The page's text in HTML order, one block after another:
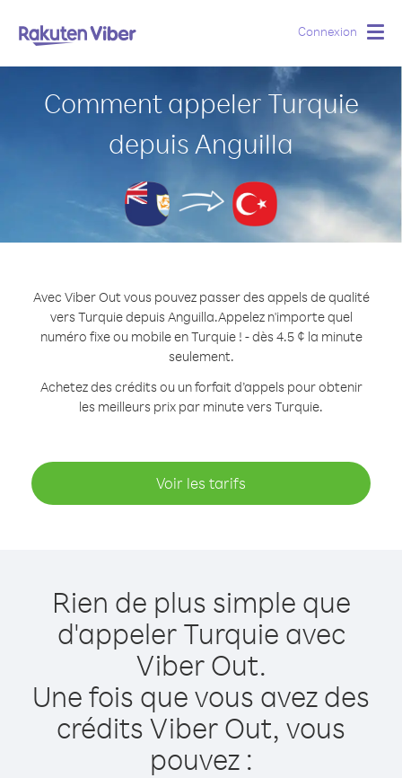
Connexion
Comment appeler Turquie
depuis Anguilla
Avec Viber Out vous pouvez passer des appels de qualité
vers Turquie depuis Anguilla.Appelez n'importe quel
numéro fixe ou mobile en Turquie ! - dès 4.5 ¢ la minute
seulement.
Achetez des crédits ou un forfait d’appels pour obtenir
les meilleurs prix par minute vers Turquie.
Voir les tarifs
Rien de plus simple que
d'appeler Turquie avec
Viber Out.
Une fois que vous avez des
crédits Viber Out, vous
pouvez :